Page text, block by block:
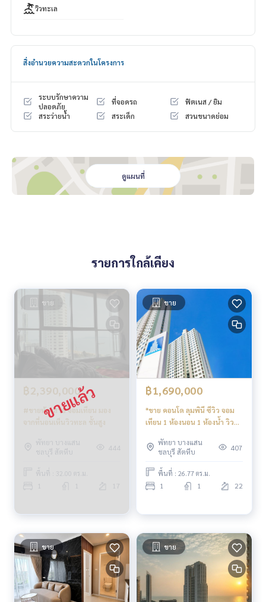
วิวทะเล
สิ่งอำนวยความสะดวกในโครงการ
ระบบรักษาความ
ปลอดภัย
ที่จอดรถ
ฟิตเนส / ยิม
สระว่ายน้ำ
สระเด็ก สวนขนาดย่อม
ดูแผนที่
รายการใกล้เคียง
ขาย
฿2,390,000
#ขายห้องสวย จอมเทียน มอง
จากที่นอนเห็นวิวทะล ชั้นสูง
พัทยา บางแสน
ชลบุรี สัตหีบ
444
พื้นที่ : 32.00 ตร.ม.
17
ขาย
฿1,690,000
*ขาย คอนโด ลุมพินี ซีวิว จอม
เทียน 1 ห้องนอน 1 ห้องน้ำ วิว
พัทยา บางแสน
ชลบุรี สัตหีบ
407
พื้นที่ : 26.77 ตร.ม.
1 1 22
ขาย ขาย